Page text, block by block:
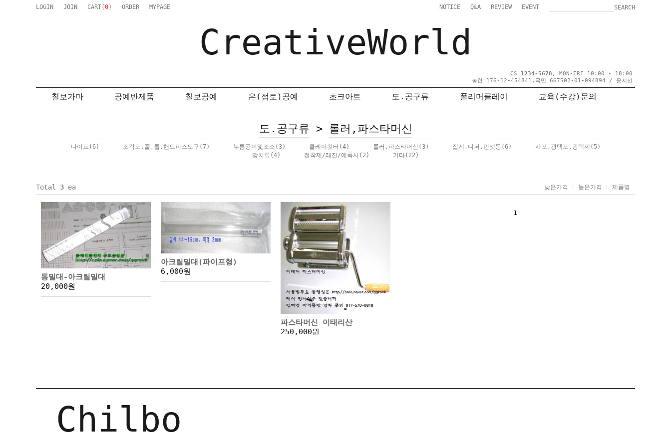
LOGIN JOIN CART(0) ORDER MYPAGE NOTICE Q&A REVIEW EVENT SEARCH
CreativeWorld
CS 1234-5678 , MON-FRI 10:00 - 18:00
농협 176-12-454841,국민 667502-01-094894 / 윤지선
칠보가마 공예반제품 칠보공예 은(점토)공예 초크아트 도.공구류 폴리머클레이 교육(수강)문의
도.공구류 > 롤러,파스타머신
나이프 (6) 조각도,줄,톱,핸드피스도구 (7) 누름공이및조소 (3) 클레이컷터 (4) 롤러,파스타머신 (3) 집게,니퍼,핀셋등 (6) 사포,광택포,광택제 (5)
망치류 (4) 접착제/레진/에폭시 (2) 기타(22)
Total 3 ea 낮은가격 높은가격 제품명
통밀대-아크릴밀대
20,000원
아크릴밀대(파이프형)
6,000원
파스타머신 이태리산
250,000원
1
Chilbo